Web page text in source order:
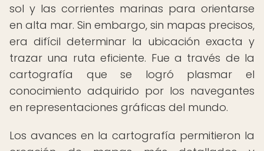
sol y las corrientes marinas para orientarse
en alta mar. Sin embargo, sin mapas precisos,
era difícil determinar la ubicación exacta y
trazar una ruta eficiente. Fue a través de la
cartografía que se logró plasmar el
conocimiento adquirido por los navegantes
en representaciones gráficas del mundo.
Los avances en la cartografía permitieron la